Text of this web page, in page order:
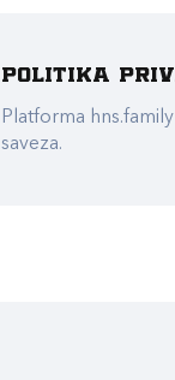
Politika
Platforma
saveza.